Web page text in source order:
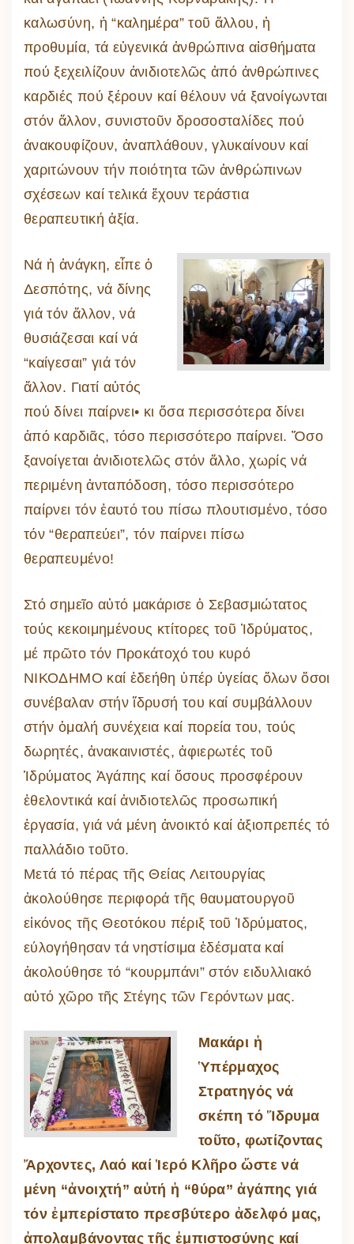
καλωσύνη, ἡ “καλημέρα” τοῦ ἄλλου, ἡ
προθυμία, τά εὐγενικά ἀνθρώπινα αἰσθήματα
πού ξεχειλίζουν ἀνιδιοτελῶς ἀπό ἀνθρώπινες
καρδιές πού ξέρουν καί θέλουν νά ξανοίγωνται
στόν ἄλλον, συνιστοῦν δροσοσταλίδες πού
ἀνακουφίζουν, ἀναπλάθουν, γλυκαίνουν καί
χαριτώνουν τήν ποιότητα τῶν ἀνθρώπινων
σχέσεων καί τελικά ἔχουν τεράστια
θεραπευτική ἀξία.
Νά ἡ ἀνάγκη, εἶπε ὁ
Δεσπότης, νά δίνης
γιά τόν ἄλλον, νά
θυσιάζεσαι καί νά
“καίγεσαι” γιά τόν
ἄλλον. Γιατί αὐτός
πού δίνει παίρνει• κι ὅσα περισσότερα δίνει
ἀπό καρδιᾶς, τόσο περισσότερο παίρνει. Ὅσο
ξανοίγεται ἀνιδιοτελῶς στόν ἄλλο, χωρίς νά
περιμένη ἀνταπόδοση, τόσο περισσότερο
παίρνει τόν ἑαυτό του πίσω πλουτισμένο, τόσο
τόν “θεραπεύει”, τόν παίρνει πίσω
θεραπευμένο!
Στό σημεῖο αὐτό μακάρισε ὁ Σεβασμιώτατος
τούς κεκοιμημένους κτίτορες τοῦ Ἱδρύματος,
μέ πρῶτο τόν Προκάτοχό του κυρό
ΝΙΚΟΔΗΜΟ καί ἐδεήθη ὑπέρ ὑγείας ὅλων ὅσοι
συνέβαλαν στήν ἵδρυσή του καί συμβάλλουν
στήν ὁμαλή συνέχεια καί πορεία του, τούς
δωρητές, ἀνακαινιστές, ἀφιερωτές τοῦ
Ἱδρύματος Ἀγάπης καί ὅσους προσφέρουν
ἐθελοντικά καί ἀνιδιοτελῶς προσωπική
ἐργασία, γιά νά μένη ἀνοικτό καί ἀξιοπρεπές τό
παλλάδιο τοῦτο.
Μετά τό πέρας τῆς Θείας Λειτουργίας
ἀκολούθησε περιφορά τῆς θαυματουργοῦ
εἰκόνος τῆς Θεοτόκου πέριξ τοῦ Ἱδρύματος,
εύλογήθησαν τά νηστίσιμα ἐδέσματα καί
ἀκολούθησε τό “κουρμπάνι” στόν ειδυλλιακό
αὐτό χῶρο τῆς Στέγης τῶν Γερόντων μας.
Μακάρι ἡ
Ὑπέρμαχος
Στρατηγός νά
σκέπη τό Ἵδρυμα
τοῦτο, φωτίζοντας
Ἄρχοντες, Λαό καί Ἱερό Κλῆρο ὥστε νά
μένη “ἀνοιχτή” αὐτή ἡ “θύρα” ἀγάπης γιά
τόν ἐμπερίστατο πρεσβύτερο ἀδελφό μας,
ἀπολαμβάνοντας τῆς ἐμπιστοσύνης καί